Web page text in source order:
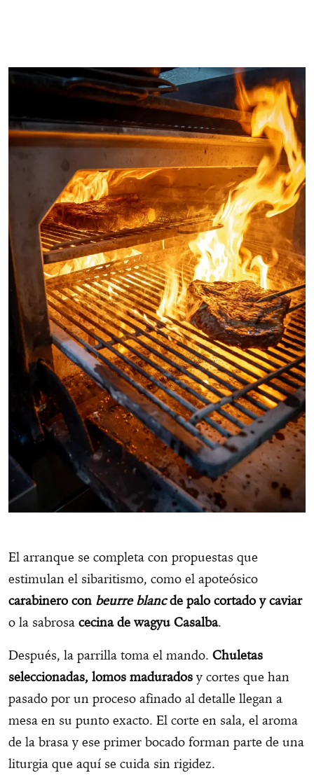
El arranque se completa con propuestas que
estimulan el sibaritismo, como el apoteósico
carabinero con beurre blancde palo cortado y caviar
o la sabrosa cecina de wagyu Casalba.
Después, la parrilla toma el mando. Chuletas
seleccionadas, lomos madurados y cortes que han
pasado por un proceso afinado al detalle llegan a
mesa en su punto exacto. El corte en sala, el aroma
de la brasa y ese primer bocado forman parte de una
liturgia que aquí se cuida sin rigidez.